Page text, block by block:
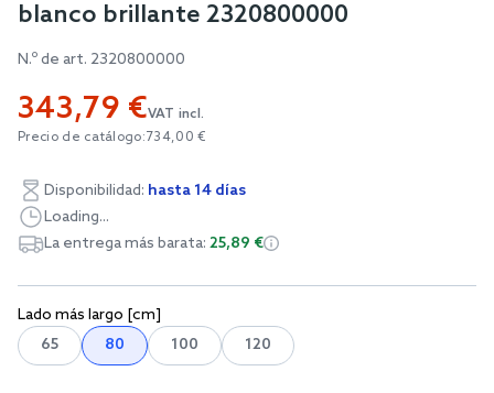
beginning
of
images
gallery
blanco brillante 2320800000
N.º de art. 2320800000
343,79 €VAT incl.
Precio de catálogo:734,00 €
Lado más largo [cm]
65
80 100 120
Disponibilidad: hasta 14 días
Loading...
La entrega más barata: 25,89 €